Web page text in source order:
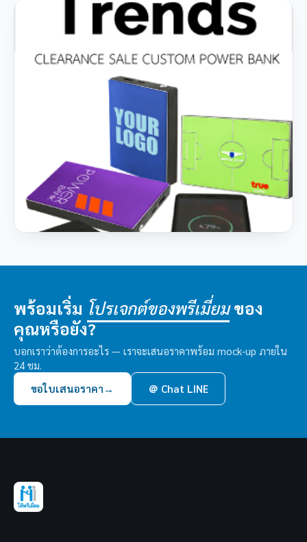
พร้อมเริ่ม โปรเจกต์ของพรีเมี่ยมของ
คุณหรือยัง?
บอกเราว่าต้องการอะไร — เราจะเสนอราคาพร้อม mock-up ภายใน
24 ชม.
ขอใบเสนอราคา → ＠ Chat LINE